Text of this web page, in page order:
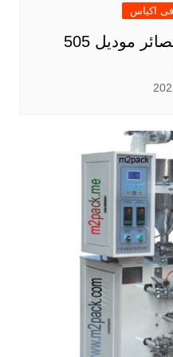
ماكينات تعبه وتغليف عصائر موديل 505